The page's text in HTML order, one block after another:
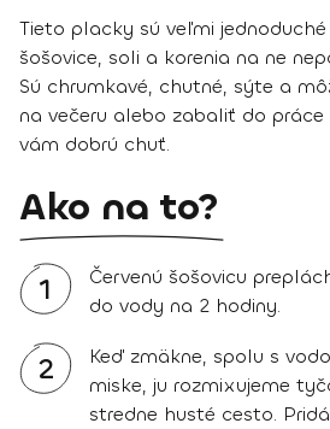
Tieto placky sú veľmi
šošovice, soli a korenia na ne
Sú chrumkavé, chutné, sýte a
na večeru alebo zabaliť do práce
vám dobrú chuť.
Ako na to?
1
Červenú šošovicu
do vody na 2 hodiny.
2
Keď zmäkne, spolu s
miske, ju rozmixujeme
stredne husté cesto.